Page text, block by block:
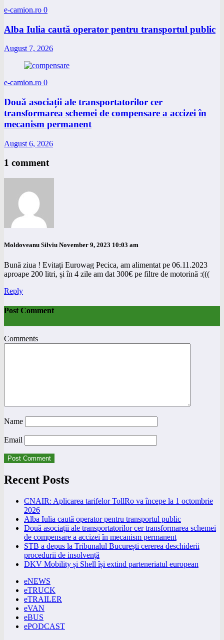
e-camion.ro 0
Alba Iulia caută operator pentru transportul public
August 7, 2026
e-camion.ro 0
Două asociații ale transportatorilor cer
transformarea schemei de compensare a accizei în
mecanism permanent
August 6, 2026
1 comment
Moldoveanu Silviu November 9, 2023 10:03 am
Bună ziua ! Evitați Eurowag Pecica, am alimentat pe 06.11.2023
aproape 200 litri, și în 4 zile am dat 300€ pe filtre de motorină :(((
Reply
Post Comment
Comments
Name
Email
Recent Posts
CNAIR: Aplicarea tarifelor TollRo va începe la 1 octombrie
2026
Alba Iulia caută operator pentru transportul public
Două asociații ale transportatorilor cer transformarea schemei
de compensare a accizei în mecanism permanent
STB a depus la Tribunalul București cererea deschiderii
procedurii de insolvență
DKV Mobility și Shell își extind parteneriatul european
eNEWS
eTRUCK
eTRAILER
eVAN
eBUS
ePODCAST